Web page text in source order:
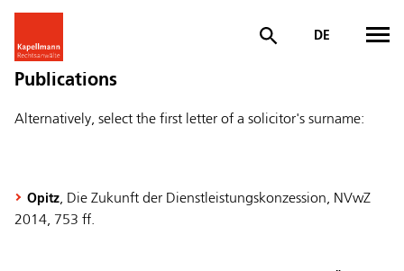
DE
Publications
Alternatively, select the first letter of a solicitor's surname:
Opitz, Die Zukunft der Dienstleistungskonzession, NVwZ
2014, 753 ff.